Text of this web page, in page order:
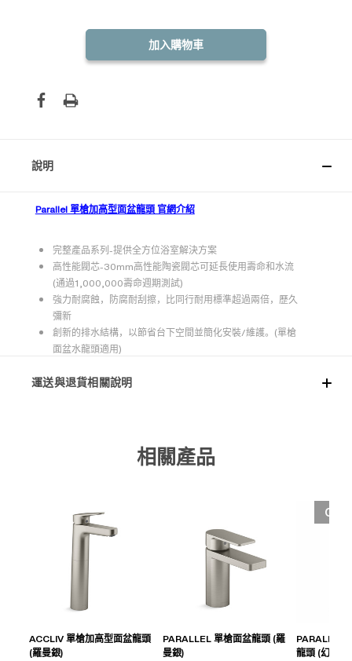
說明
Parallel 單槍加高型面盆龍頭 官網介紹
完整產品系列-提供全方位浴室解決方案
高性能閥芯-30mm高性能陶瓷閥芯可延長使用壽命和水流
(通過1,000,000壽命週期測試)
強力耐腐蝕，防腐耐刮擦，比同行耐用標準超過兩倍，歷久
彌新
創新的排水結構，以節省台下空間並簡化安裝/維護。(單槍
面盆水龍頭適用)
運送與退貨相關說明
相關產品
ACCLIV 單槍加高型面盆龍頭
(羅曼銀)
PARALLEL 單槍面盆龍頭 (羅
曼銀)
OUT
PARALLEL
龍頭 (幻境銀)